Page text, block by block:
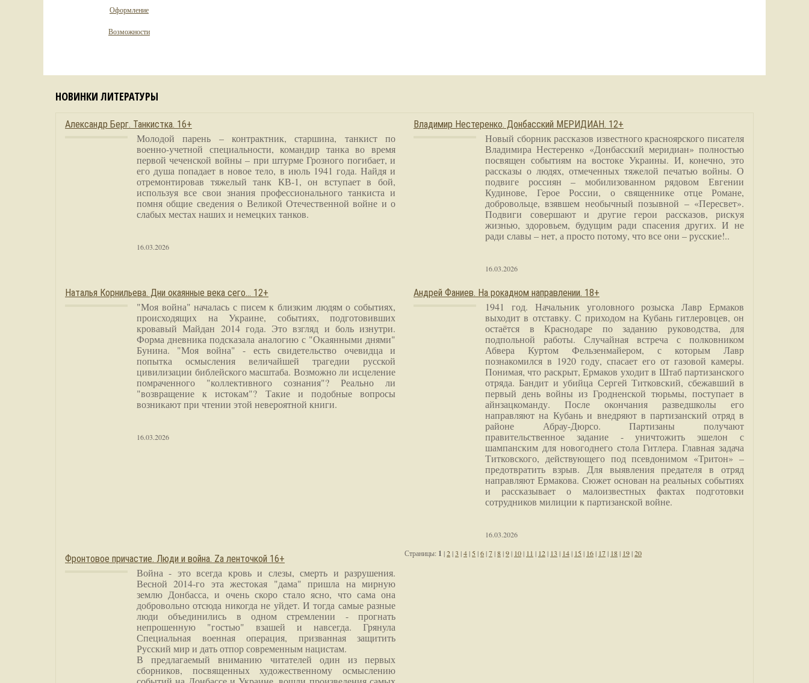
Оформление
Возможности
НОВИНКИ ЛИТЕРАТУРЫ
Александр Берг. Танкистка. 16+
Молодой парень – контрактник, старшина, танкист по
военно-учетной специальности, командир танка во время
первой чеченской войны – при штурме Грозного погибает, и
его душа попадает в новое тело, в июль 1941 года. Найдя и
отремонтировав тяжелый танк КВ-1, он вступает в бой,
используя все свои знания профессионального танкиста и
помня общие сведения о Великой Отечественной войне и о
слабых местах наших и немецких танков.
16.03.2026
Владимир Нестеренко. Донбасский МЕРИДИАН. 12+
Новый сборник рассказов известного красноярского писателя
Владимира Нестеренко «Донбасский меридиан» полностью
посвящен событиям на востоке Украины. И, конечно, это
рассказы о людях, отмеченных тяжелой печатью войны. О
подвиге россиян – мобилизованном рядовом Евгении
Кудинове, Герое России, о священнике отце Романе,
добровольце, взявшем необычный позывной – «Пересвет».
Подвиги совершают и другие герои рассказов, рискуя
жизнью, здоровьем, будущим ради спасения других. И не
ради славы – нет, а просто потому, что все они – русские!..
16.03.2026
Наталья Корнильева. Дни окаянные века сего… 12+
"Моя война" началась с писем к близким людям о событиях,
происходящих на Украине, событиях, подготовивших
кровавый Майдан 2014 года. Это взгляд и боль изнутри.
Форма дневника подсказала аналогию с "Окаянными днями"
Бунина. "Моя война" - есть свидетельство очевидца и
попытка осмысления величайшей трагедии русской
цивилизации библейского масштаба. Возможно ли исцеление
помраченного "коллективного сознания"? Реально ли
"возвращение к истокам"? Такие и подобные вопросы
возникают при чтении этой невероятной книги.
16.03.2026
Андрей Фаниев. На рокадном направлении. 18+
1941 год. Начальник уголовного розыска Лавр Ермаков
выходит в отставку. С приходом на Кубань гитлеровцев, он
остаётся в Краснодаре по заданию руководства, для
подпольной работы. Случайная встреча с полковником
Абвера Куртом Фельзенмайером, с которым Лавр
познакомился в 1920 году, спасает его от газовой камеры.
Понимая, что раскрыт, Ермаков уходит в Штаб партизанского
отряда. Бандит и убийца Сергей Титковский, сбежавший в
первый день войны из Гродненской тюрьмы, поступает в
айнзацкоманду. После окончания разведшколы его
направляют на Кубань и внедряют в партизанский отряд в
районе Абрау-Дюрсо. Партизаны получают
правительственное задание - уничтожить эшелон с
шампанским для новогоднего стола Гитлера. Главная задача
Титковского, действующего под псевдонимом «Тритон» –
предотвратить взрыв. Для выявления предателя в отряд
направляют Ермакова. Сюжет основан на реальных событиях
и рассказывает о малоизвестных фактах подготовки
сотрудников милиции к партизанской войне.
16.03.2026
Фронтовое причастие. Люди и война. Zа ленточкой 16+
Война - это всегда кровь и слезы, смерть и разрушения.
Весной 2014-го эта жестокая "дама" пришла на мирную
землю Донбасса, и очень скоро стало ясно, что сама она
добровольно отсюда никогда не уйдет. И тогда самые разные
люди объединились в одном стремлении - прогнать
непрошенную "гостью" взашей и навсегда. Грянула
Специальная военная операция, призванная защитить
Русский мир и дать отпор современным нацистам.
В предлагаемый вниманию читателей один из первых
сборников, посвященных художественному осмыслению
Страницы: 1 |2|3 |4| 5 |6|7|8|9| 10| 11 | 12| 13 | 14| 15 | 16| 17| 18| 19|20